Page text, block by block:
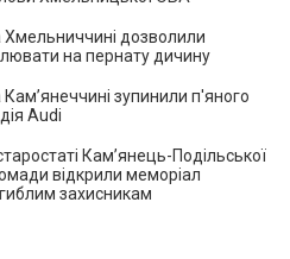
Хмельниччині дозволили
на пернату дичину
Камʼянеччині зупинили п'яного
Audi
Кам’янець-Подільської
відкрили меморіал
захисникам